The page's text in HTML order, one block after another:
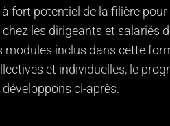
fort potentiel de la filière
les dirigeants et salariés
inclus dans cette
et individuelles, le
ci-après.